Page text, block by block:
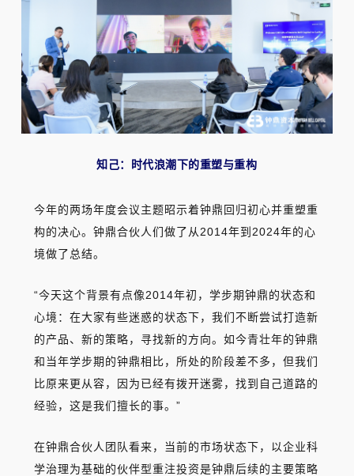
知己：时代浪潮下的重塑与重构
今年的两场年度会议主题昭示着钟鼎回归初心并重塑重
构的决心。钟鼎合伙人们做了从2014年到2024年的心
境做了总结。
“今天这个背景有点像2014年初，学步期钟鼎的状态和
心境：在大家有些迷惑的状态下，我们不断尝试打造新
的产品、新的策略，寻找新的方向。如今青壮年的钟鼎
和当年学步期的钟鼎相比，所处的阶段差不多，但我们
比原来更从容，因为已经有拨开迷雾，找到自己道路的
经验，这是我们擅长的事。”
在钟鼎合伙人团队看来，当前的市场状态下，以企业科
学治理为基础的伙伴型重注投资是钟鼎后续的主要策略